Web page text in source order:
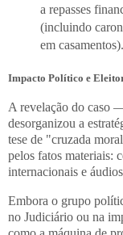
a repasses
(incluindo
em casamentos).
Impacto Político e
A revelação do caso
desorganizou a
tese de "cruzada
pelos fatos materiais:
internacionais e
Embora o grupo
no Judiciário ou na